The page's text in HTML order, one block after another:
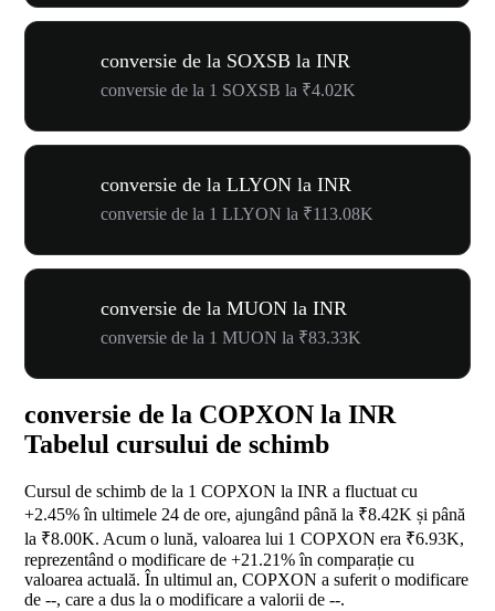
conversie de la SOXSB la INR
conversie de la 1 SOXSB la ₹4.02K
conversie de la LLYON la INR
conversie de la 1 LLYON la ₹113.08K
conversie de la MUON la INR
conversie de la 1 MUON la ₹83.33K
conversie de la COPXON la INR
Tabelul cursului de schimb
Cursul de schimb de la 1 COPXON la INR a fluctuat cu
+2.45%în ultimele 24 de ore, ajungând până la ₹8.42K și până
la ₹8.00K. Acum o lună, valoarea lui 1 COPXON era ₹6.93K,
reprezentând o modificare de +21.21%în comparație cu
valoarea actuală. În ultimul an, COPXON a suferit o modificare
de --, care a dus la o modificare a valorii de --.